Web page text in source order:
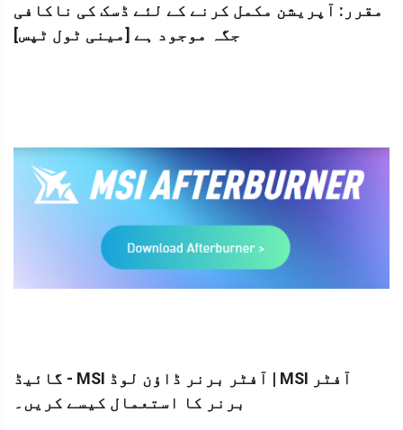
مقرر: آپریشن مکمل کرنے کے لئے ڈسک کی ناکافی
جگہ موجود ہے [مینی ٹول ٹپس]
گائیڈ - MSI آفٹر برنر ڈاؤن لوڈ | MSI آفٹر
برنر کا استعمال کیسے کریں۔